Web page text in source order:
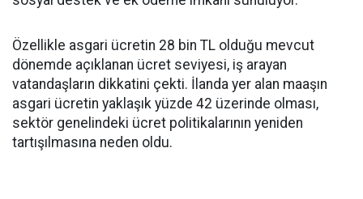
Özellikle asgari ücretin 28 bin TL olduğu mevcut
dönemde açıklanan ücret seviyesi, iş arayan
vatandaşların dikkatini çekti. İlanda yer alan maaşın
asgari ücretin yaklaşık yüzde 42 üzerinde olması,
sektör genelindeki ücret politikalarının yeniden
tartışılmasına neden oldu.